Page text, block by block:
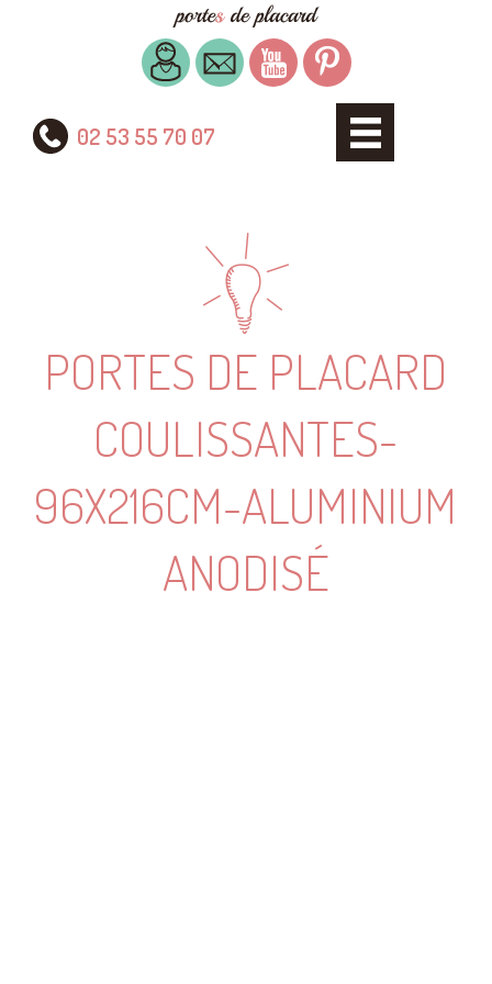
02 53 55 70 07
PORTES DE PLACARD
COULISSANTES-
96X216CM-ALUMINIUM
ANODISÉ